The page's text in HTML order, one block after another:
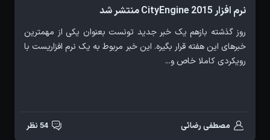
نرم افزار CityEngine 2015 منتشر شد
روز گذشته بازهم یک خبر جدید تونست بعنوان یکی از مهمترین
خبرهای این هفته قرار بگیره. این خبر مربوط به یک نرم افزاریست با
رویکردی کاملا خاص و...
مصطفی رضائی 54 نظر